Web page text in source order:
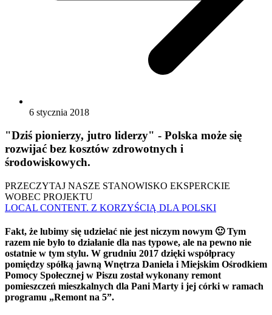
6 stycznia 2018
"Dziś pionierzy, jutro liderzy" - Polska może się
rozwijać bez kosztów zdrowotnych i
środowiskowych.
PRZECZYTAJ NASZE STANOWISKO EKSPERCKIE
WOBEC PROJEKTU
LOCAL CONTENT. Z KORZYŚCIĄ DLA POLSKI
Fakt, że lubimy się udzielać nie jest niczym nowym 🙂 Tym
razem nie było to działanie dla nas typowe, ale na pewno nie
ostatnie w tym stylu. W grudniu 2017 dzięki współpracy
pomiędzy spółką jawną Wnętrza Daniela i Miejskim Ośrodkiem
Pomocy Społecznej w Piszu został wykonany remont
pomieszczeń mieszkalnych dla Pani Marty i jej córki w ramach
programu „Remont na 5”.